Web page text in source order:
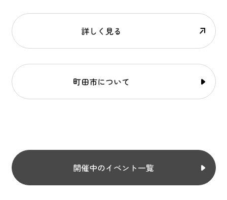
詳しく見る
町田市について
開催中のイベント一覧